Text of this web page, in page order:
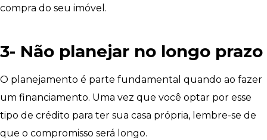
compra do seu imóvel.
3- Não planejar no longo prazo
O planejamento é parte fundamental quando ao fazer
um financiamento. Uma vez que você optar por esse
tipo de crédito para ter sua casa própria, lembre-se de
que o compromisso será longo.